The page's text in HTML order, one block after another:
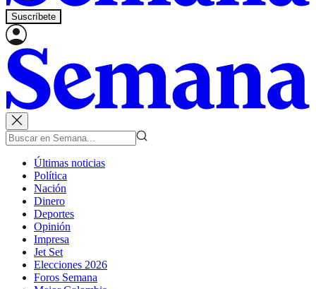
Suscríbete
Últimas noticias
Política
Nación
Dinero
Deportes
Opinión
Impresa
Jet Set
Elecciones 2026
Foros Semana